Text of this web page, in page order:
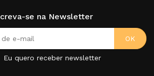
se na Newsletter
Eu quero receber newsletter